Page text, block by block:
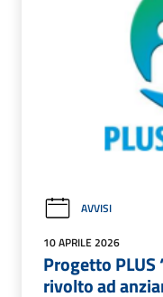
AVVISI
10 APRILE 2026
Progetto PLUS
rivolto ad